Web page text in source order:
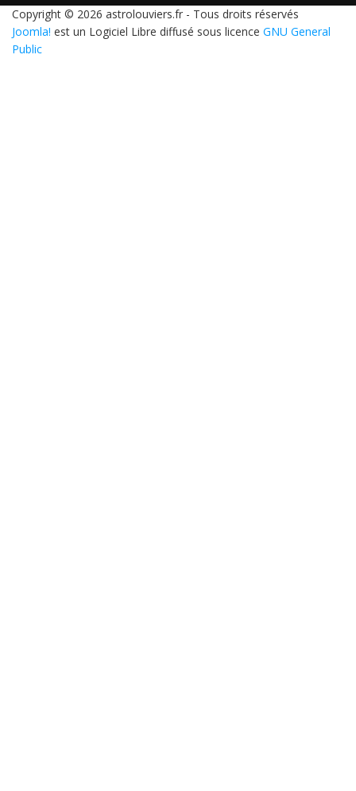
Copyright © 2026 astrolouviers.fr - Tous droits réservés
Joomla! est un Logiciel Libre diffusé sous licence GNU General
Public